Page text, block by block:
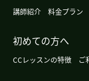
うら“ゆ”） 打
富士の高嶺に
講師紹介 料金プラン
初めての方へ
CCレッスンの特徴 ご